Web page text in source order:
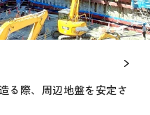
る際、周辺地盤を安定さ